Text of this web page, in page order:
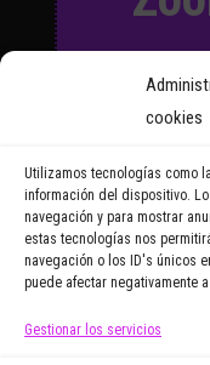
cookies
Utilizamos tecnologías como
información del dispositivo.
navegación y para mostrar
estas tecnologías nos
navegación o los ID's únicos
puede afectar negativamente
Gestionar los servicios
y
Email Address